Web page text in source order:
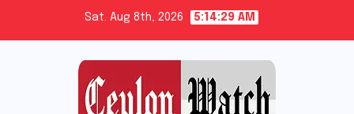
Sat. Aug 8th, 2026 5:14:30 AM